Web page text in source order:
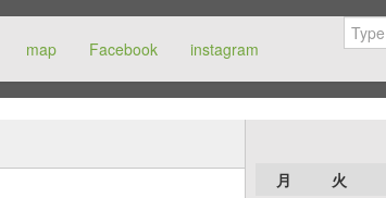
map Facebook instagram
月 火